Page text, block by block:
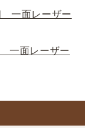
一面レーザー
一面レーザー